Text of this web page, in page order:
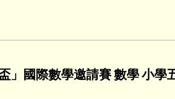
」國際數學邀請賽 數學 小學